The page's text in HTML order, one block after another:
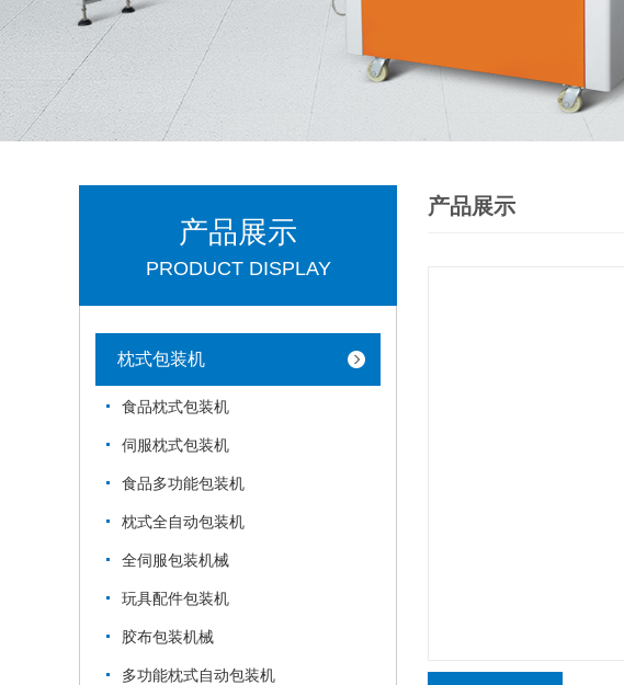
产品展示
PRODUCT DISPLAY
枕式包装机
食品枕式包装机
伺服枕式包装机
食品多功能包装机
枕式全自动包装机
全伺服包装机械
玩具配件包装机
胶布包装机械
多功能枕式自动包装机
产品展示